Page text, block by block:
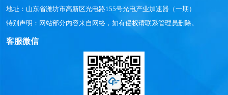
地址：山东省潍坊市高新区光电路155号光电产业加速器（一期）
特别声明：网站部分内容来自网络，如有侵权请联系管理员删除。
客服微信